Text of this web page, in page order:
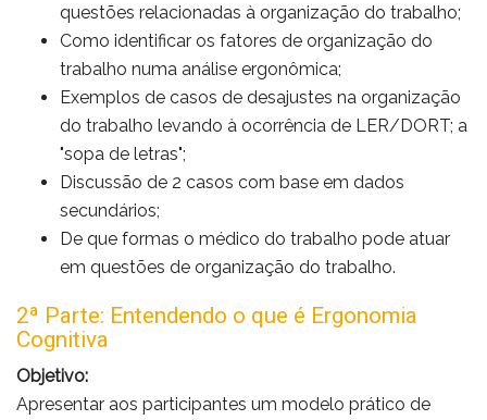
questões relacionadas à organização do trabalho;
Como identificar os fatores de organização do
trabalho numa análise ergonômica;
Exemplos de casos de desajustes na organização
do trabalho levando à ocorrência de LER/DORT; a
"sopa de letras";
Discussão de 2 casos com base em dados
secundários;
De que formas o médico do trabalho pode atuar
em questões de organização do trabalho.
2ª Parte: Entendendo o que é Ergonomia
Cognitiva
Objetivo:
Apresentar aos participantes um modelo prático de